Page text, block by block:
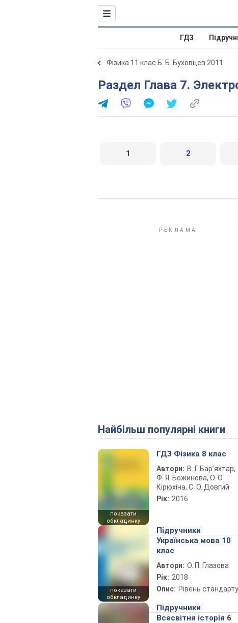
ГДЗ
Фізика 11 клас Б. Б. Буховцев 2011
Раздел Глава 7.
1 2
Найбільш популярні книги
показати
обкладинку
ГДЗ Фізика 8 клас
Автори: В. Г. Бар’яхтар,
Ф. Я. Божинова, О. О.
Кірюхіна, С. О. Довгий
Рік: 2016
показати
обкладинку
Підручники
Українська мова 10
клас
Автори: О. П. Глазова
Рік: 2018
Опис: Рівень стандарту
Підручники
Всесвітня історія 6